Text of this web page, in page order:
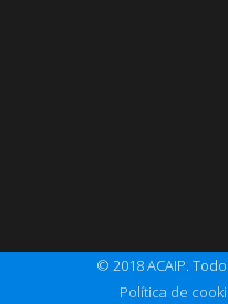
© 2018 ACAIP.
Política de